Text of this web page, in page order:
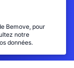
Bemove, pour
notre
données.